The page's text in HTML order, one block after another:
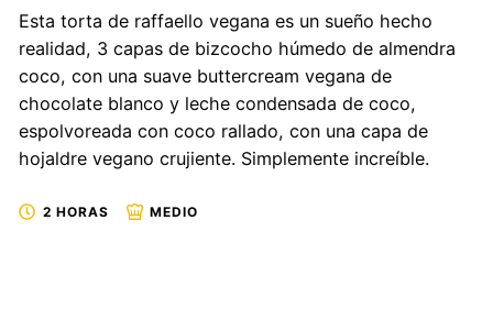
Esta torta de raffaello vegana es un sueño hecho
realidad, 3 capas de bizcocho húmedo de almendra
coco, con una suave buttercream vegana de
chocolate blanco y leche condensada de coco,
espolvoreada con coco rallado, con una capa de
hojaldre vegano crujiente. Simplemente increíble.
2 HORAS MEDIO